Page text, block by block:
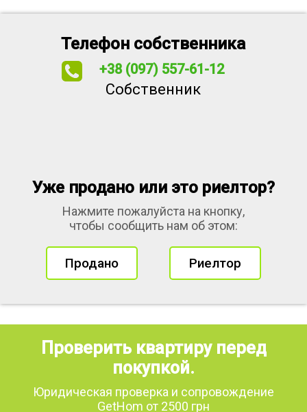
Телефон собственника
+38 (097) 557-61-12
Собственник
Уже продано или это риелтор?
Нажмите пожалуйста на кнопку,
чтобы сообщить нам об этом:
Продано Риелтор
Проверить квартиру перед
покупкой.
Юридическая проверка и сопровождение
GetHom от 2500 грн